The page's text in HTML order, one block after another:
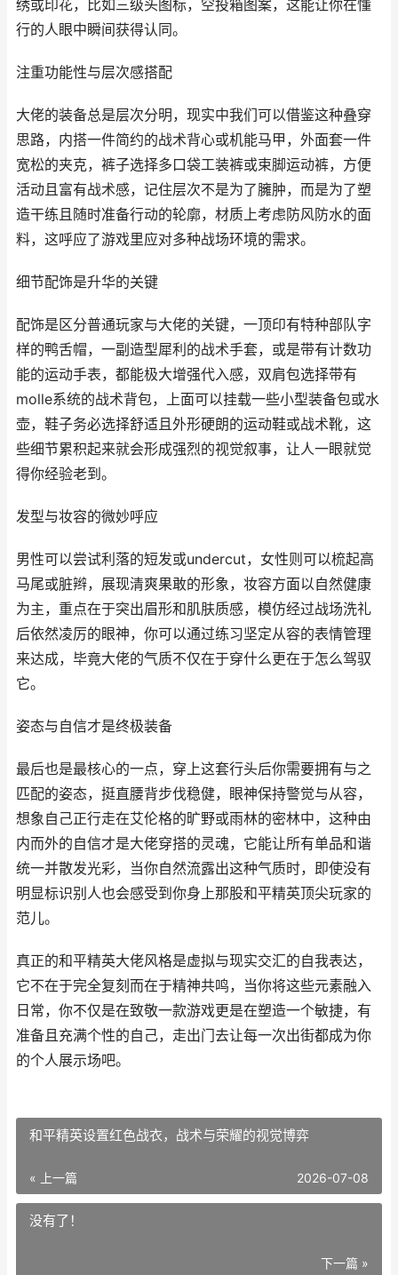
绣或印花，比如三级头图标，空投箱图案，这能让你在懂
行的人眼中瞬间获得认同。
注重功能性与层次感搭配
大佬的装备总是层次分明，现实中我们可以借鉴这种叠穿
思路，内搭一件简约的战术背心或机能马甲，外面套一件
宽松的夹克，裤子选择多口袋工装裤或束脚运动裤，方便
活动且富有战术感，记住层次不是为了臃肿，而是为了塑
造干练且随时准备行动的轮廓，材质上考虑防风防水的面
料，这呼应了游戏里应对多种战场环境的需求。
细节配饰是升华的关键
配饰是区分普通玩家与大佬的关键，一顶印有特种部队字
样的鸭舌帽，一副造型犀利的战术手套，或是带有计数功
能的运动手表，都能极大增强代入感，双肩包选择带有
molle系统的战术背包，上面可以挂载一些小型装备包或水
壶，鞋子务必选择舒适且外形硬朗的运动鞋或战术靴，这
些细节累积起来就会形成强烈的视觉叙事，让人一眼就觉
得你经验老到。
发型与妆容的微妙呼应
男性可以尝试利落的短发或undercut，女性则可以梳起高
马尾或脏辫，展现清爽果敢的形象，妆容方面以自然健康
为主，重点在于突出眉形和肌肤质感，模仿经过战场洗礼
后依然凌厉的眼神，你可以通过练习坚定从容的表情管理
来达成，毕竟大佬的气质不仅在于穿什么更在于怎么驾驭
它。
姿态与自信才是终极装备
最后也是最核心的一点，穿上这套行头后你需要拥有与之
匹配的姿态，挺直腰背步伐稳健，眼神保持警觉与从容，
想象自己正行走在艾伦格的旷野或雨林的密林中，这种由
内而外的自信才是大佬穿搭的灵魂，它能让所有单品和谐
统一并散发光彩，当你自然流露出这种气质时，即使没有
明显标识别人也会感受到你身上那股和平精英顶尖玩家的
范儿。
真正的和平精英大佬风格是虚拟与现实交汇的自我表达，
它不在于完全复刻而在于精神共鸣，当你将这些元素融入
日常，你不仅是在致敬一款游戏更是在塑造一个敏捷，有
准备且充满个性的自己，走出门去让每一次出街都成为你
的个人展示场吧。
和平精英设置红色战衣，战术与荣耀的视觉博弈
« 上一篇 2026-07-08
没有了！
下一篇 »